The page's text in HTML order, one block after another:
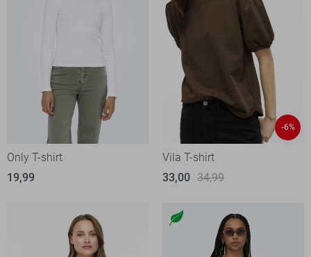
Only T-shirt
19,99
-6%
Vila T-shirt
33,00 34,99